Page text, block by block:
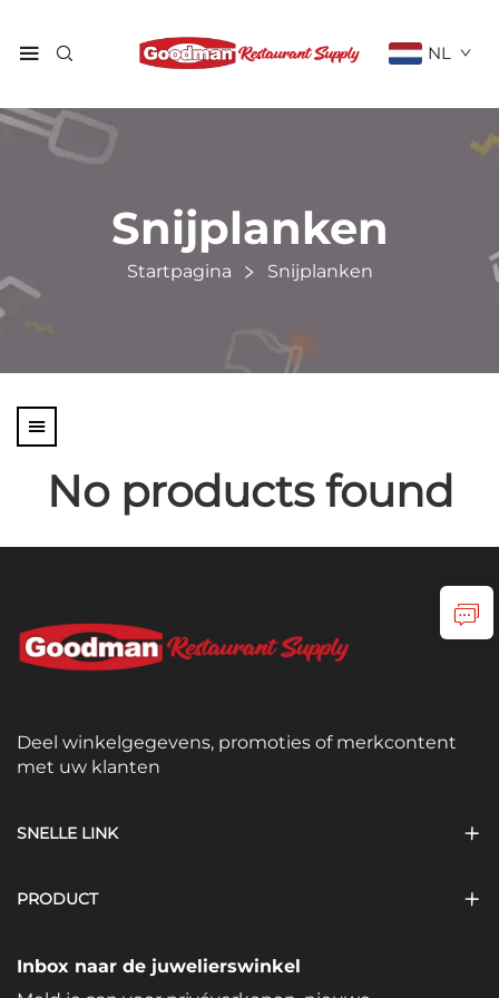
NL
Snijplanken
Startpagina Snijplanken
No products found
Deel winkelgegevens, promoties of merkcontent
met uw klanten
SNELLE LINK
PRODUCT
Inbox naar de juwelierswinkel